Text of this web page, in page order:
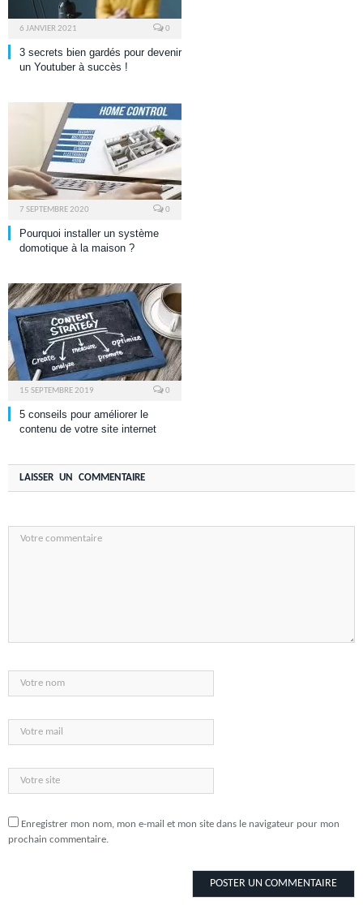
6 JANVIER 2021 0
3 secrets bien gardés pour devenir
un Youtuber à succès !
7 SEPTEMBRE 2020 0
Pourquoi installer un système
domotique à la maison ?
15 SEPTEMBRE 2019 0
5 conseils pour améliorer le
contenu de votre site internet
LAISSER UN COMMENTAIRE
Enregistrer mon nom, mon e-mail et mon site dans le navigateur pour mon
prochain commentaire.